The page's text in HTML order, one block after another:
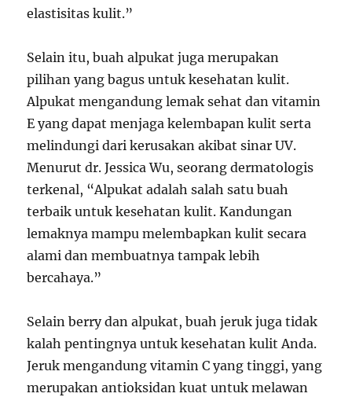
elastisitas kulit.”
Selain itu, buah alpukat juga merupakan
pilihan yang bagus untuk kesehatan kulit.
Alpukat mengandung lemak sehat dan vitamin
E yang dapat menjaga kelembapan kulit serta
melindungi dari kerusakan akibat sinar UV.
Menurut dr. Jessica Wu, seorang dermatologis
terkenal, “Alpukat adalah salah satu buah
terbaik untuk kesehatan kulit. Kandungan
lemaknya mampu melembapkan kulit secara
alami dan membuatnya tampak lebih
bercahaya.”
Selain berry dan alpukat, buah jeruk juga tidak
kalah pentingnya untuk kesehatan kulit Anda.
Jeruk mengandung vitamin C yang tinggi, yang
merupakan antioksidan kuat untuk melawan